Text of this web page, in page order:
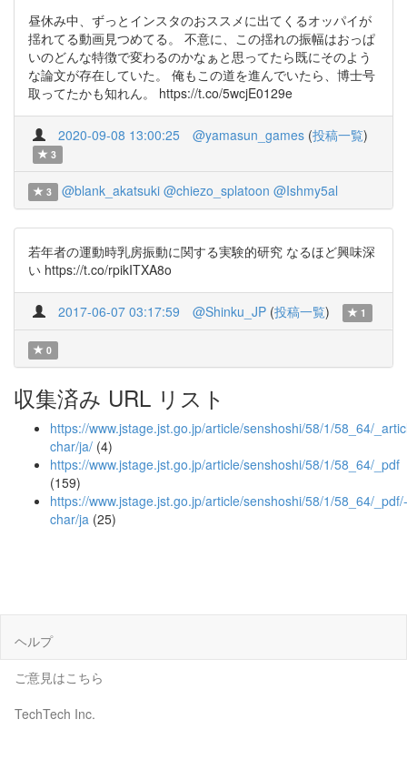
昼休み中、ずっとインスタのおススメに出てくるオッパイが
揺れてる動画見つめてる。 不意に、この揺れの振幅はおっぱ
いのどんな特徴で変わるのかなぁと思ってたら既にそのよう
な論文が存在していた。 俺もこの道を進んでいたら、博士号
取ってたかも知れん。 https://t.co/5wcjE0129e
2020-09-08 13:00:25 @yamasun_games (投稿一覧)
3
3 @blank_akatsuki @chiezo_splatoon @Ishmy5al
若年者の運動時乳房振動に関する実験的研究 なるほど興味深
い https://t.co/rpikITXA8o
2017-06-07 03:17:59 @Shinku_JP (投稿一覧) 1
0
収集済み URL リスト
https://www.jstage.jst.go.jp/article/senshoshi/58/1/58_64/
char/ja/ (4)
https://www.jstage.jst.go.jp/article/senshoshi/58/1/58_64/_pdf
(159)
https://www.jstage.jst.go.jp/article/senshoshi/58/1/58_64/_pdf/-
char/ja (25)
ヘルプ
ご意見はこちら
TechTech Inc.